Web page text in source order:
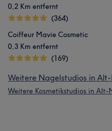
0,2 Km entfernt
(364)
Coiffeur Mavie Cosmetic
0,3 Km entfernt
(169)
Weitere Nagelstudios in
Weitere Kosmetikstudios in